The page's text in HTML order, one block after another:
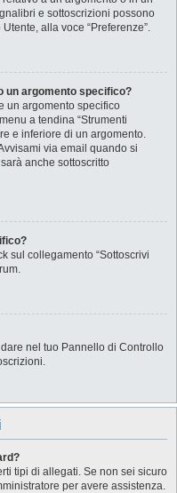
e sottoscrizioni possono
alla voce “Preferenze”.
un argomento specifico?
un argomento specifico
a tendina “Strumenti
e inferiore di un argomento.
via email quando si
anche sottoscritto
sul collegamento “Sottoscrivi
nel tuo Pannello di Controllo
tipi di allegati. Se non sei sicuro
per avere assistenza.